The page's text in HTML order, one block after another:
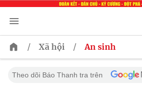
/ Xã hội / An sinh
Theo dõi Báo Thanh tra trên